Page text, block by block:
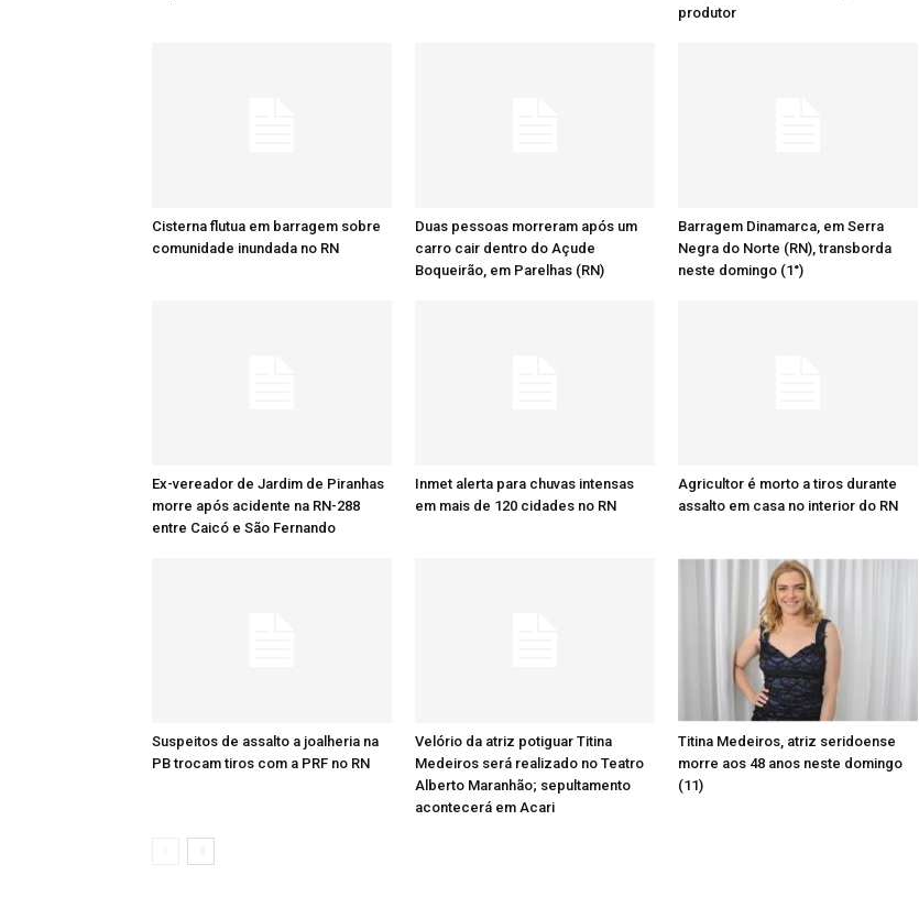
produtor
Cisterna flutua em barragem sobre
comunidade inundada no RN
Duas pessoas morreram após um
carro cair dentro do Açude
Boqueirão, em Parelhas (RN)
Barragem Dinamarca, em Serra
Negra do Norte (RN), transborda
neste domingo (1°)
Ex-vereador de Jardim de Piranhas
morre após acidente na RN-288
entre Caicó e São Fernando
Inmet alerta para chuvas intensas
em mais de 120 cidades no RN
Agricultor é morto a tiros durante
assalto em casa no interior do RN
Suspeitos de assalto a joalheria na
PB trocam tiros com a PRF no RN
Velório da atriz potiguar Titina
Medeiros será realizado no Teatro
Alberto Maranhão; sepultamento
acontecerá em Acari
Titina Medeiros, atriz seridoense
morre aos 48 anos neste domingo
(11)